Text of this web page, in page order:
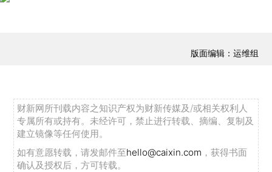
版面编辑：运维组
财新网所刊载内容之知识产权为财新传媒及/或相关权利人
专属所有或持有。未经许可，禁止进行转载、摘编、复制及
建立镜像等任何使用。
如有意愿转载，请发邮件至hello@caixin.com ，获得书面
确认及授权后，方可转载。